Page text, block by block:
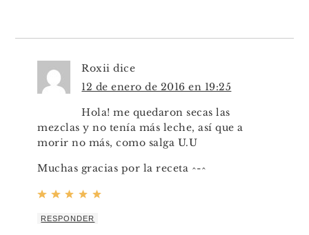
Roxii dice
12 de enero de 2016 en 19:25
Hola! me quedaron secas las
mezclas y no tenía más leche, así que a
morir no más, como salga U.U
Muchas gracias por la receta ^-^
RESPONDER